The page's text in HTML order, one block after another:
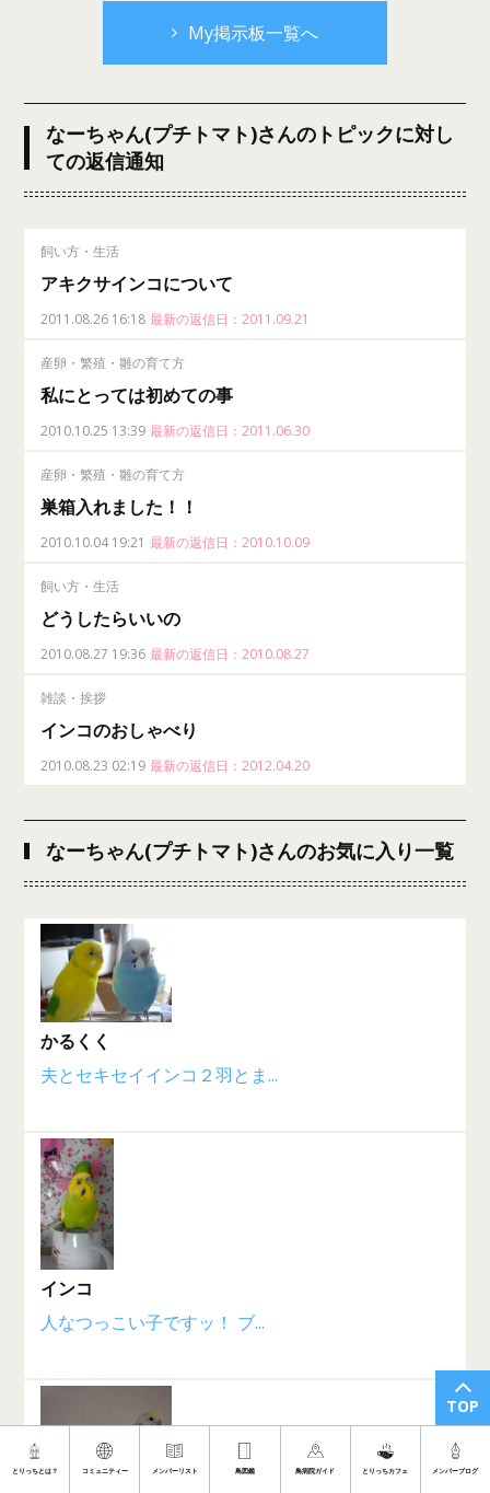
TOP
とりっちとは？ コミュニティー メンバーリスト 鳥図鑑 鳥病院ガイド とりっちカフェ メンバーブログ
My掲示板一覧へ
なーちゃん(プチトマト)さんのトピックに対し
ての返信通知
飼い方・生活
アキクサインコについて
2011.08.26 16:18 最新の返信日：2011.09.21
産卵・繁殖・雛の育て方
私にとっては初めての事
2010.10.25 13:39 最新の返信日：2011.06.30
産卵・繁殖・雛の育て方
巣箱入れました！！
2010.10.04 19:21 最新の返信日：2010.10.09
飼い方・生活
どうしたらいいの
2010.08.27 19:36 最新の返信日：2010.08.27
雑談・挨拶
インコのおしゃべり
2010.08.23 02:19 最新の返信日：2012.04.20
なーちゃん(プチトマト)さんのお気に入り一覧
かるくく
夫とセキセイインコ２羽とま...
インコ
人なつっこい子ですッ！ ブ...